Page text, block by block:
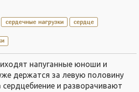
сердечные нагрузки сердце
напуганные юноши и
держатся за левую половину
и разворачивают